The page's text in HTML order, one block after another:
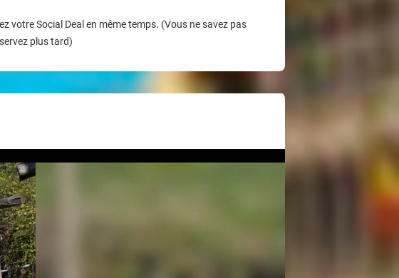
votre Social Deal en même temps. (Vous ne savez pas
plus tard)